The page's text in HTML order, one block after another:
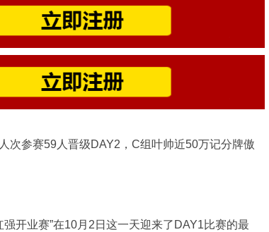
次参赛59人晋级DAY2，C组叶帅近50万记分牌傲
开业赛”在10月2日这一天迎来了DAY1比赛的最